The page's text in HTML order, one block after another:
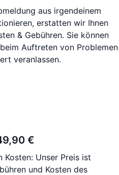
aus irgendeinem
erstatten wir Ihnen
& Gebühren. Sie können
Auftreten von Problemen
veranlassen.
€
Kosten: Unser Preis ist
und Kosten des